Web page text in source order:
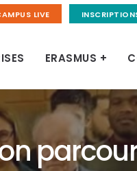
LIVE
ERASMUS +